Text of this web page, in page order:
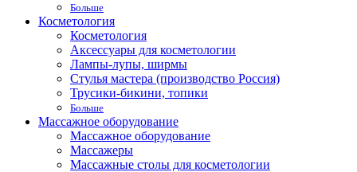
Больше
Косметология
Косметология
Аксессуары для косметологии
Лампы-лупы, ширмы
Стулья мастера (производство Россия)
Трусики-бикини, топики
Больше
Массажное оборудование
Массажное оборудование
Массажеры
Массажные столы для косметологии